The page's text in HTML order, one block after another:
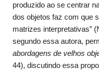
produzido ao se centrar
dos objetos faz com que
matrizes interpretativas”
segundo essa autora,
abordagens de velhos
44), discutindo essa